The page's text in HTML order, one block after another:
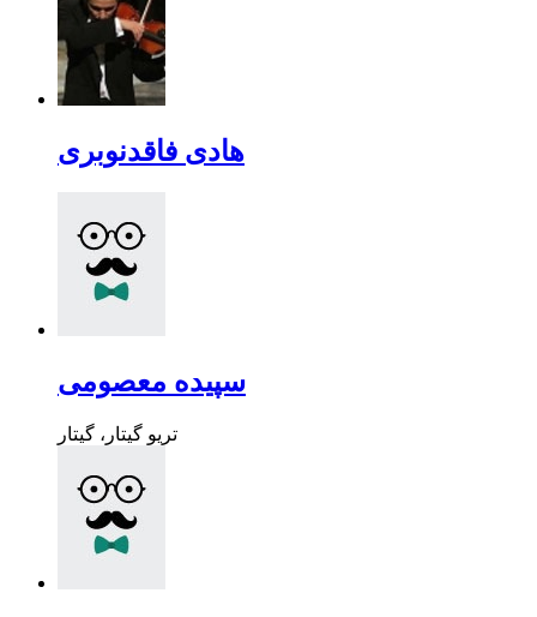
هادی فاقدنوبری
سپیده معصومی
تریو گیتار، گیتار